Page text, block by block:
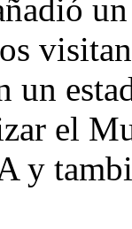
un
el
y